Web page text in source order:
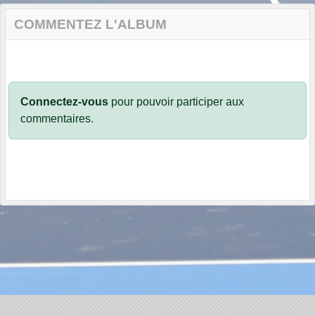
COMMENTEZ L'ALBUM
Connectez-vous pour pouvoir participer aux
commentaires.